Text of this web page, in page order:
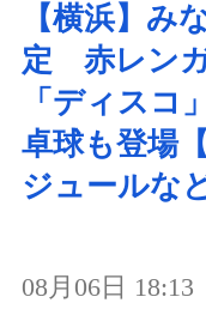
【横浜】み
定 赤レン
「ディスコ
卓球も登場
ジュールなど
08月06日 18:13